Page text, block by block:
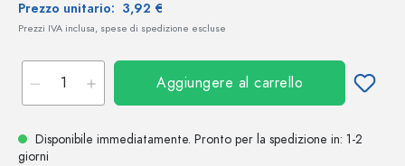
Prezzo unitario: 3,92 €
Prezzi IVA inclusa, spese di spedizione escluse
Aggiungere al carrello
Disponibile immediatamente. Pronto per la spedizione in: 1-2
giorni